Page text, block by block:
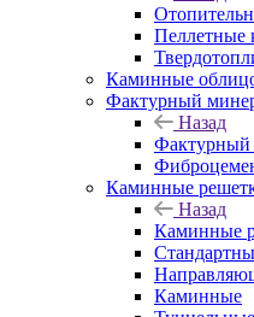
Пеллетные
Каминные
Фактурный
Назад
Фактурный
Каминные
Назад
Каминные
Каминные